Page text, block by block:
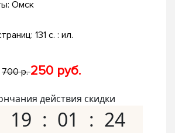
Омск
131 с. : ил.
700 р.250 руб.
действия скидки
19 01 23